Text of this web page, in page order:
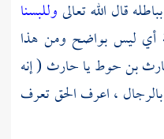
قال الله تعالىوللبسنا
أي ليس بواضح ومن هذا
بن حوطياحارث ( إنه
، اعرف الحق تعرف